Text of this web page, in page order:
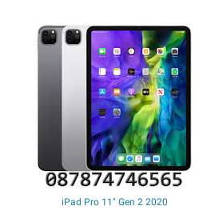
iPad Pro 11" Gen 2 2020